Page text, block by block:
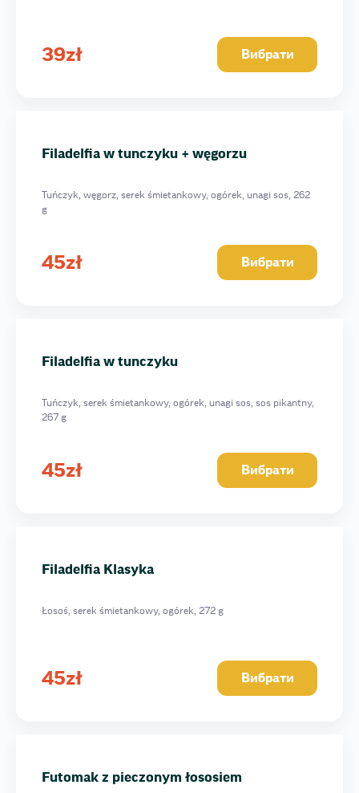
39zł Вибрати
Filadelfia w tunczyku + węgorzu
Tuńczyk, węgorz, serek śmietankowy, ogórek, unagi sos, 262
g
45zł Вибрати
Filadelfia w tunczyku
Tuńczyk, serek śmietankowy, ogórek, unagi sos, sos pikantny,
267 g
45zł Вибрати
Filadelfia Klasyka
Łosoś, serek śmietankowy, ogórek, 272 g
45zł Вибрати
Futomak z pieczonym łososiem